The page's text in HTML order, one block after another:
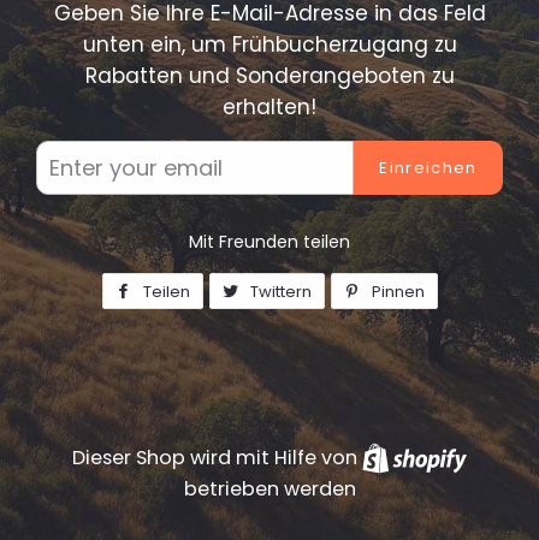
Geben Sie Ihre E-Mail-Adresse in das Feld
unten ein, um Frühbucherzugang zu
Rabatten und Sonderangeboten zu
erhalten!
Mail
Mit Freunden teilen
Teilen
Auf
Facebook
teilen
Twittern
Auf
Twitter
twittern
Pinnen
Auf
Pinterest
pinnen
Dieser Shop wird mit Hilfe von
Shopify
betrieben werden